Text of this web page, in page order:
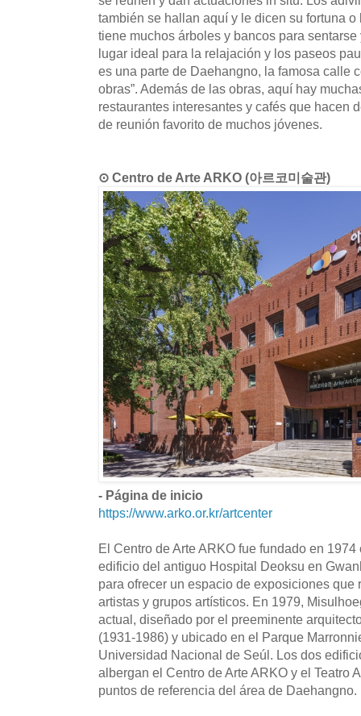
también se hallan aquí y le dicen su fortuna
tiene muchos árboles y bancos para
lugar ideal para la relajación y los paseos
es una parte de Daehangno, la famosa calle
obras”. Además de las obras, aquí hay
restaurantes interesantes y cafés que hacen
de reunión favorito de muchos jóvenes.
⊙ Centro de Arte ARKO (아르코미술관)
- Página de inicio
https://www.arko.or.kr/artcenter
El Centro de Arte ARKO fue fundado en
edificio del antiguo Hospital Deoksu en
para ofrecer un espacio de exposiciones que
artistas y grupos artísticos. En 1979,
actual, diseñado por el preeminente
(1931-1986) y ubicado en el Parque
Universidad Nacional de Seúl. Los dos
albergan el Centro de Arte ARKO y el Teatro
puntos de referencia del área de Daehangno.